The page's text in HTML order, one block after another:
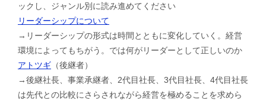
ックし、ジャンル別に読み進めてください
リーダーシップについて
→リーダーシップの形式は時間とともに変化していく。経営
環境によってもちがう。では何がリーダーとして正しいのか
アトツギ （後継者）
→後継社長、事業承継者、2代目社長、3代目社長、4代目社長
は先代との比較にさらされながら経営を極めることを求めら